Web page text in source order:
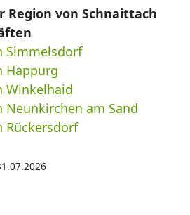
Region von Schnaittach
Simmelsdorf
Happurg
Winkelhaid
Neunkirchen am Sand
Rückersdorf